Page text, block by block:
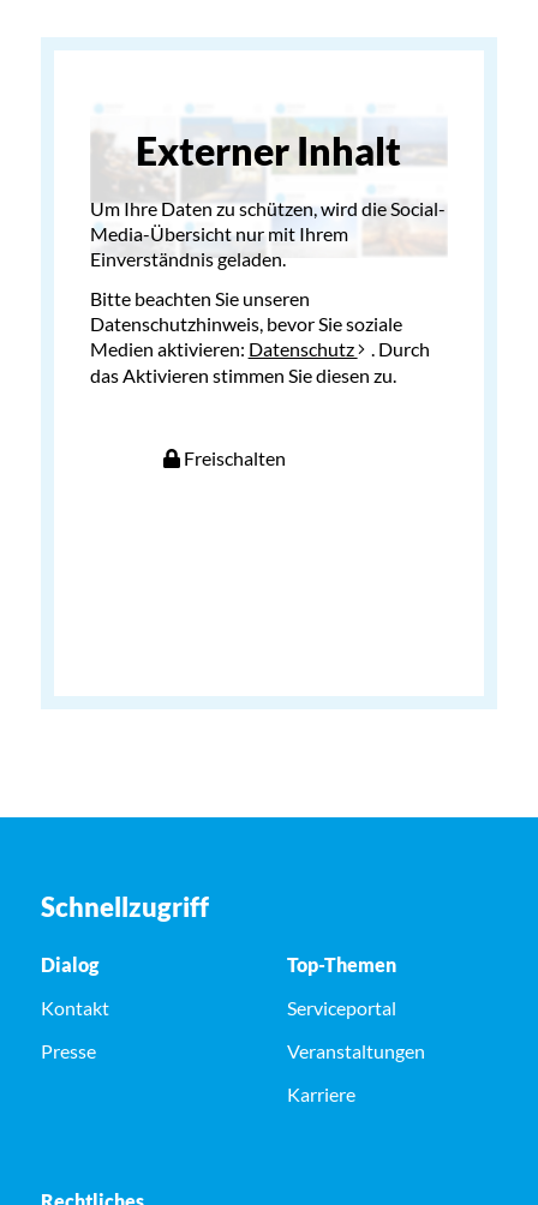
Externer Inhalt
Um Ihre Daten zu schützen, wird die Social-
Media-Übersicht nur mit Ihrem
Einverständnis geladen.
Bitte beachten Sie unseren
Datenschutzhinweis, bevor Sie soziale
Medien aktivieren: Datenschutz
. Durch
das Aktivieren stimmen Sie diesen zu.
Freischalten
Schnellzugriff
Dialog
Kontakt
Presse
Top-Themen
Serviceportal
Veranstaltungen
Karriere